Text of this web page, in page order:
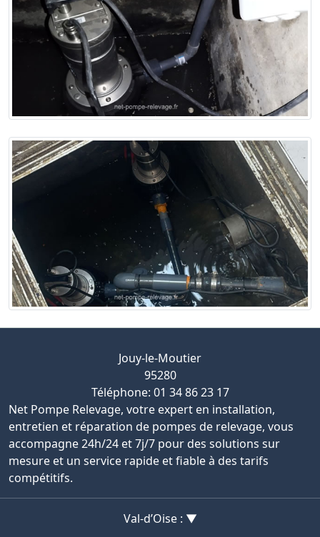
Jouy-le-Moutier
95280
Téléphone: 01 34 86 23 17
Net Pompe Relevage, votre expert en installation,
entretien et réparation de pompes de relevage, vous
accompagne 24h/24 et 7j/7 pour des solutions sur
mesure et un service rapide et fiable à des tarifs
compétitifs.
Val-d’Oise : ▼